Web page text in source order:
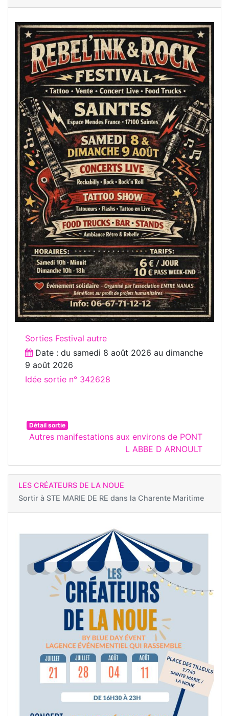
Sorties Festival autre
Date : du samedi 8 août 2026 au dimanche
9 août 2026
Idée sortie n° 342628
Détail sortie
Autres manifestations aux environs de PONT
L ABBE D ARNOULT
LES CRÉATEURS DE LA NOUE
Sortir à STE MARIE DE RE dans la Charente Maritime